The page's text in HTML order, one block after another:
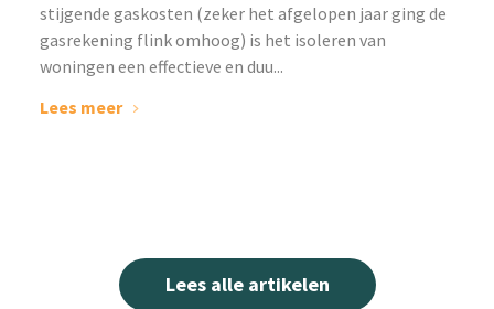
stijgende gaskosten (zeker het afgelopen jaar ging de
gasrekening flink omhoog) is het isoleren van
woningen een effectieve en duu...
Lees meer
Lees alle artikelen